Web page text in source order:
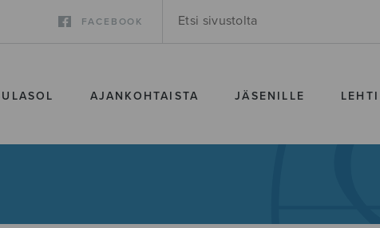
FACEBOOK
AJANKOHTAISTA JÄSENILLE LEHTI